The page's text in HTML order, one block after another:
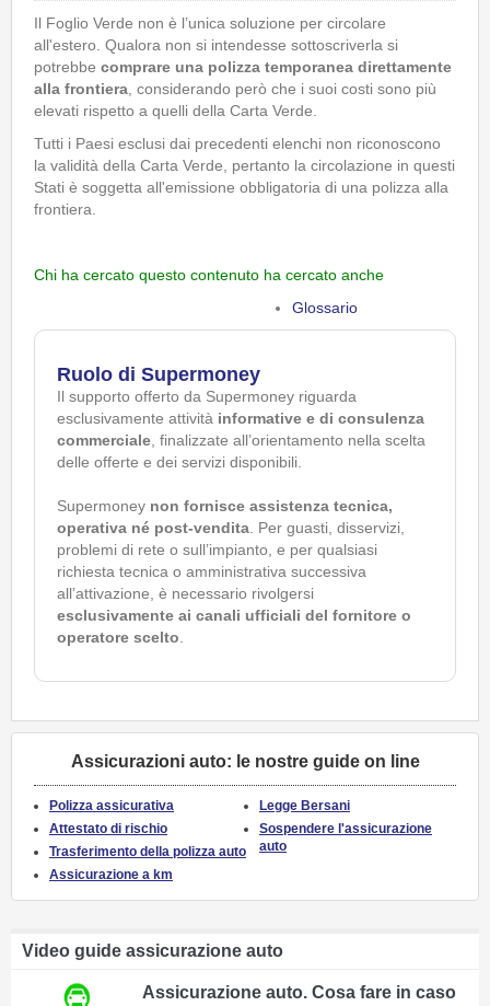
Il Foglio Verde non è l’unica soluzione per circolare
all'estero. Qualora non si intendesse sottoscriverla si
potrebbe comprare una polizza temporanea direttamente
alla frontiera , considerando però che i suoi costi sono più
elevati rispetto a quelli della Carta Verde.
Tutti i Paesi esclusi dai precedenti elenchi non riconoscono
la validità della Carta Verde, pertanto la circolazione in questi
Stati è soggetta all'emissione obbligatoria di una polizza alla
frontiera.
Chi ha cercato questo contenuto ha cercato anche
Glossario
Ruolo di Supermoney
Il supporto offerto da Supermoney riguarda
esclusivamente attività informative e di consulenza
commerciale , finalizzate all’orientamento nella scelta
delle offerte e dei servizi disponibili.
Supermoney non fornisce assistenza tecnica,
operativa né post-vendita . Per guasti, disservizi,
problemi di rete o sull’impianto, e per qualsiasi
richiesta tecnica o amministrativa successiva
all’attivazione, è necessario rivolgersi
esclusivamente ai canali ufficiali del fornitore o
operatore scelto
Assicurazioni auto: le nostre guide on line
Polizza assicurativa
Attestato di rischio
Trasferimento della polizza auto
Assicurazione a km
Legge Bersani
Sospendere l'assicurazione
auto
Video guide assicurazione auto
Assicurazione auto. Cosa fare in caso